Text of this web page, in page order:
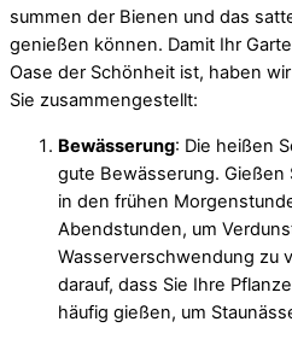
summen der Bienen und das
genießen können. Damit Ihr
Oase der Schönheit ist, haben
Sie zusammengestellt:
Bewässerung: Die heißen
gute Bewässerung. Gießen
in den frühen
Abendstunden, um
Wasserverschwendung zu
darauf, dass Sie Ihre
häufig gießen, um